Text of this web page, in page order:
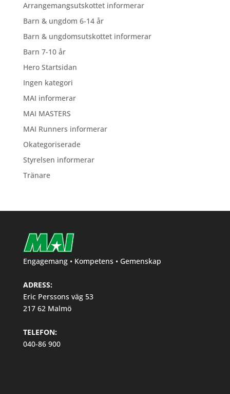
Arrangemangsutskottet informerar
Barn & ungdom 6-14 år
Barn & ungdomsutskottet informerar
Barn 7-10 år
Hero Startsidan
Ingen kategori
MAI informerar
MAI MASTERS
MAI Runners informerar
Okategoriserade
Styrelsen informerar
Tränare
Engagemang • Kompetens • Gemenskap
ADRESS:
Eric Perssons väg 53
217 62 Malmö
TELEFON:
040-86 900